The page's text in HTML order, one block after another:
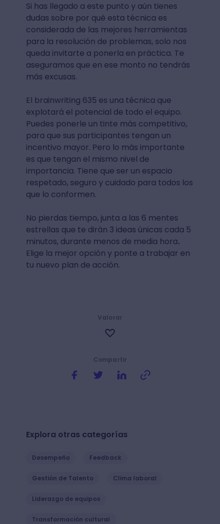
Si has llegado a este punto y aún tienes
dudas sobre por qué esta técnica es
considerada de las mejores herramientas
para la resolución de problemas, solo nos
queda invitarte a ponerla en práctica. Te
aseguramos que en ese monto no tendrás
más excusas.
El brainwriting 635 es una técnica que
explotará el potencial de todo el equipo.
Puedes ponerle un tinte más competitivo,
para que sus participantes tengan un
incentivo mayor. Pero lo más importante
es que tengan el mismo nivel de
importancia. Tiene que ser un espacio
respetado, seguro y cuidado para todos los
que lo conformen.
No pierdas tiempo, junta a las 6 mentes
estrellas que te dirán 3 ideas únicas cada 5
minutos, durante menos de media hora.
Elige la mejor opción y ponte a trabajar en
tu nuevo plan de acción.
Compartir
Valorar
Explora otras categorías
Desempeño Feedback
Gestión de Talento Clima laboral
Liderazgo de equipos
Transformación cultural